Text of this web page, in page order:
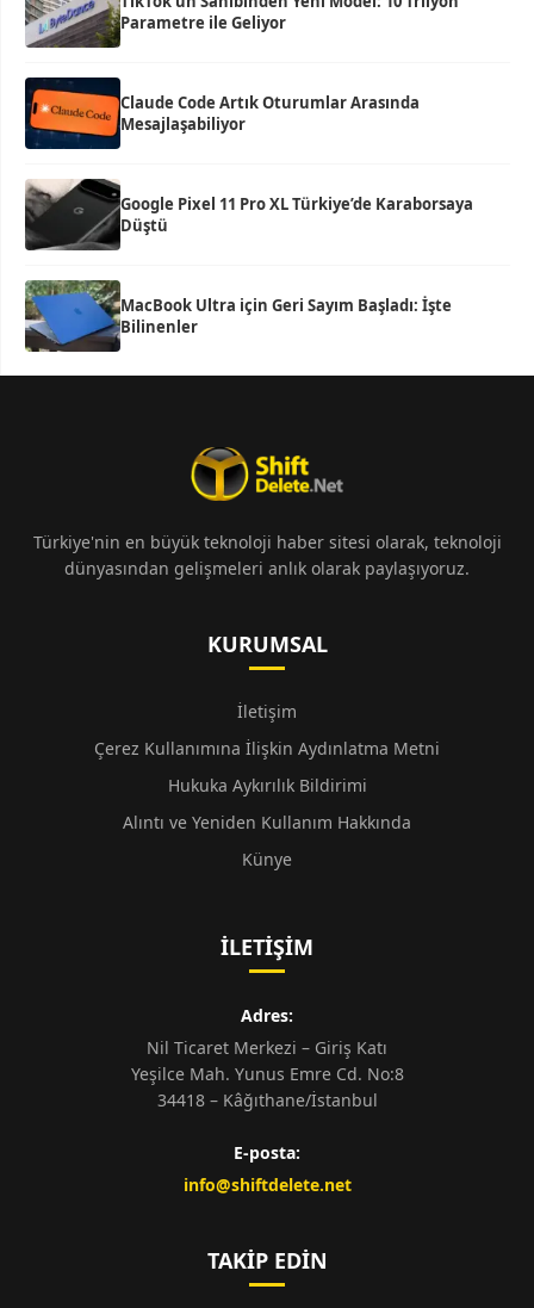
Parametre ile Geliyor
Claude Code Artık Oturumlar Arasında
Mesajlaşabiliyor
Google Pixel 11 Pro XL Türkiye’de Karaborsaya
Düştü
MacBook Ultra için Geri Sayım Başladı: İşte
Bilinenler
Türkiye'nin en büyük teknoloji haber sitesi olarak, teknoloji
dünyasından gelişmeleri anlık olarak paylaşıyoruz.
KURUMSAL
İletişim
Çerez Kullanımına İlişkin Aydınlatma Metni
Hukuka Aykırılık Bildirimi
Alıntı ve Yeniden Kullanım Hakkında
Künye
İLETIŞIM
Adres:
Nil Ticaret Merkezi – Giriş Katı
Yeşilce Mah. Yunus Emre Cd. No:8
34418 – Kâğıthane/İstanbul
E-posta:
info@shiftdelete.net
TAKIP EDIN